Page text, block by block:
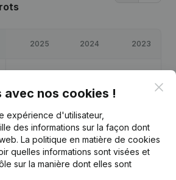
2025 2024 2023
€ 65 997 €61 634 €38 398
avec nos cookies !
expérience d'utilisateur,
des informations sur la façon dont
La politique en matière de cookies
quelles informations sont visées et
sur la manière dont elles sont